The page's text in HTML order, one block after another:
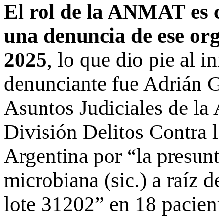
El rol de la ANMAT es
una denuncia de ese
2025, lo que dio pie al
denunciante fue Adrián
Asuntos Judiciales de
División Delitos Contra
Argentina por “la
microbiana (sic.) a raíz
lote 31202” en 18